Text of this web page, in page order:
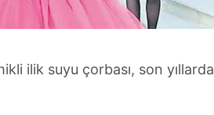
ilik suyu çorbası, son yıllarda